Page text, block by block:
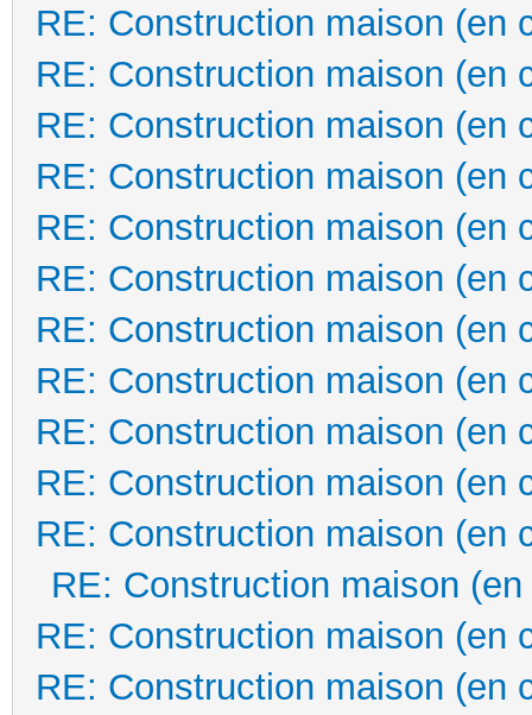
RE: Construction maison (en
RE: Construction maison (en
RE: Construction maison (en
RE: Construction maison (en
RE: Construction maison (en
RE: Construction maison (en
RE: Construction maison (en
RE: Construction maison (en
RE: Construction maison (en
RE: Construction maison (en
RE: Construction maison (en
RE: Construction maison
RE: Construction maison (en
RE: Construction maison (en